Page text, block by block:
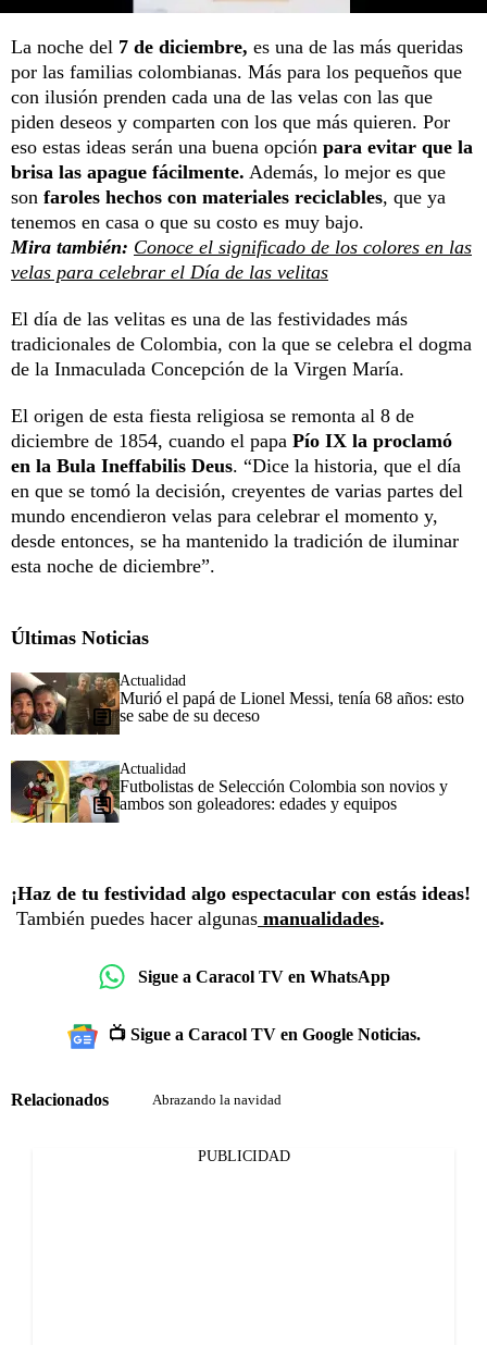
La noche del 7 de diciembre, es una de las más queridas
por las familias colombianas. Más para los pequeños que
con ilusión prenden cada una de las velas con las que
piden deseos y comparten con los que más quieren. Por
eso estas ideas serán una buena opción para evitar que la
brisa las apague fácilmente. Además, lo mejor es que
son faroles hechos con materiales reciclables, que ya
tenemos en casa o que su costo es muy bajo.
Mira también: Conoce el significado de los colores en las
velas para celebrar el Día de las velitas
El día de las velitas es una de las festividades más
tradicionales de Colombia, con la que se celebra el dogma
de la Inmaculada Concepción de la Virgen María.
El origen de esta fiesta religiosa se remonta al 8 de
diciembre de 1854, cuando el papa Pío IX la proclamó
en la Bula Ineffabilis Deus. “Dice la historia, que el día
en que se tomó la decisión, creyentes de varias partes del
mundo encendieron velas para celebrar el momento y,
desde entonces, se ha mantenido la tradición de iluminar
esta noche de diciembre”.
Últimas Noticias
Actualidad
Murió el papá de Lionel Messi, tenía 68 años: esto
se sabe de su deceso
Actualidad
Futbolistas de Selección Colombia son novios y
ambos son goleadores: edades y equipos
¡Haz de tu festividad algo espectacular con estás ideas!
También puedes hacer algunas manualidades.
Sigue a Caracol TV en WhatsApp
📺 Sigue a Caracol TV en Google Noticias.
Relacionados Abrazando la navidad
PUBLICIDAD